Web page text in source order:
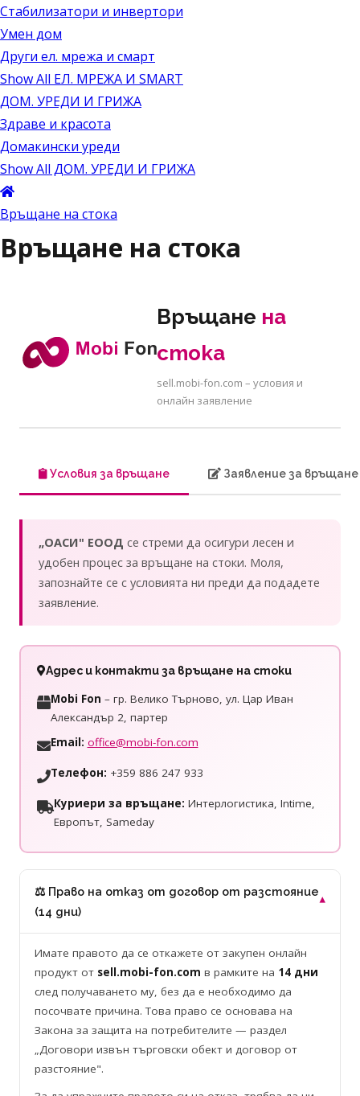
Стабилизатори и инвертори
Умен дом
Други ел. мрежа и смарт
Show All ЕЛ. МРЕЖА И SMART
ДОМ. УРЕДИ И ГРИЖА
Здраве и красота
Домакински уреди
Show All ДОМ. УРЕДИ И ГРИЖА
Връщане на стока
Връщане на стока
Връщане на
стока
sell.mobi-fon.com – условия и
онлайн заявление
Условия за връщане Заявление за връщане
„ОАСИ" ЕООД се стреми да осигури лесен и
удобен процес за връщане на стоки. Моля,
запознайте се с условията ни преди да подадете
заявление.
Адрес и контакти за връщане на стоки
Mobi Fon – гр. Велико Търново, ул. Цар Иван
Александър 2, партер
Email: office@mobi-fon.com
Телефон: +359 886 247 933
Куриери за връщане: Интерлогистика, Intime,
Европът, Sameday
⚖️ Право на отказ от договор от разстояние
(14 дни)
▾
Имате правото да се откажете от закупен онлайн
продукт от sell.mobi-fon.com в рамките на 14 дни
след получаването му, без да е необходимо да
посочвате причина. Това право се основава на
Закона за защита на потребителите — раздел
„Договори извън търговски обект и договор от
разстояние".